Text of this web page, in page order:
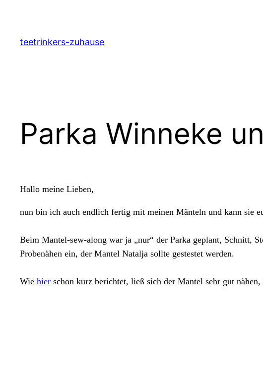
springen
teetrinkers-zuhause
Parka Winneke
Hallo meine Lieben,
nun bin ich auch endlich fertig mit meinen Mänteln und kann sie
Beim Mantel-sew-along war ja „nur“ der Parka geplant, Schnitt,
Probenähen ein, der Mantel Natalja sollte gestestet werden.
Wie hier schon kurz berichtet, ließ sich der Mantel sehr gut